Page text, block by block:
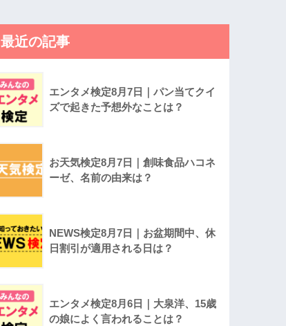
最近の記事
エンタメ検定8月7日｜パン当てクイ
ズで起きた予想外なことは？
お天気検定8月7日｜創味食品ハコネ
ーゼ、名前の由来は？
NEWS検定8月7日｜お盆期間中、休
日割引が適用される日は？
エンタメ検定8月6日｜大泉洋、15歳
の娘によく言われることは？